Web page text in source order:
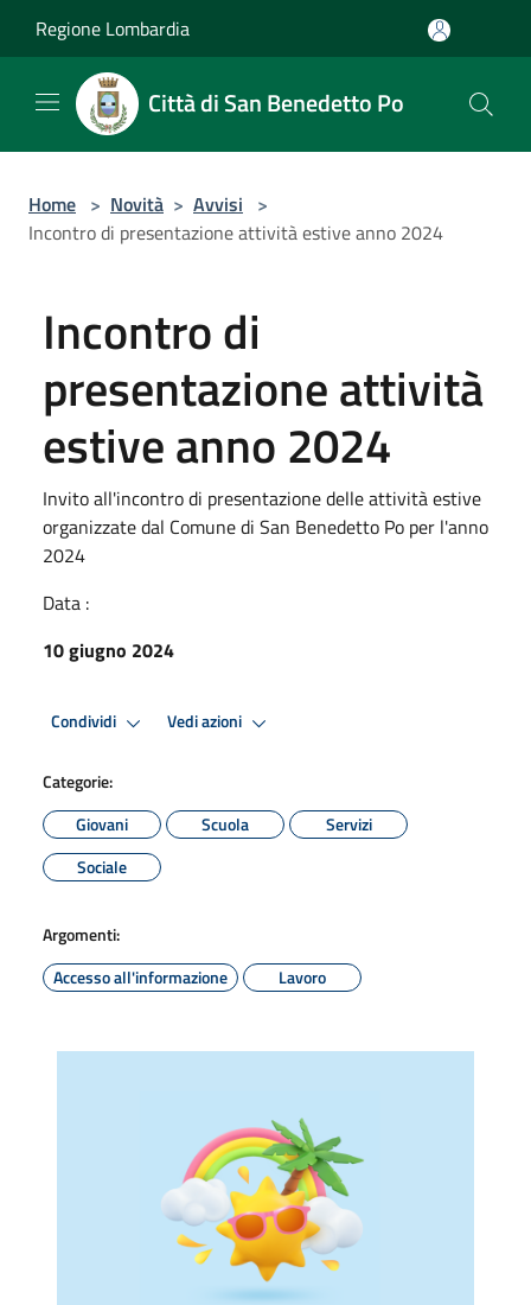
Regione Lombardia
Città di San Benedetto Po
Home > Novità > Avvisi >
Incontro di presentazione attività estive anno 2024
Incontro di
presentazione attività
estive anno 2024
Invito all'incontro di presentazione delle attività estive
organizzate dal Comune di San Benedetto Po per l'anno
2024
Data :
10 giugno 2024
Condividi Vedi azioni
Categorie:
Giovani
Scuola
Servizi
Sociale
Argomenti:
Accesso all'informazione
Lavoro